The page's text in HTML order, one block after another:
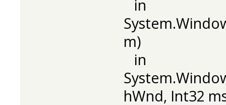
in
m)
in
hWnd, Int32